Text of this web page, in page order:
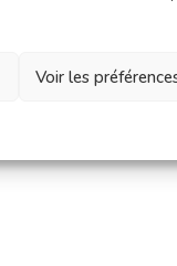
Voir les